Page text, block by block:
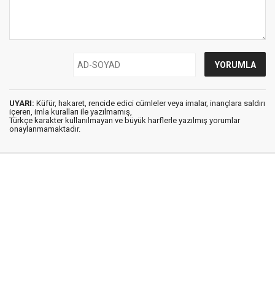
UYARI: Küfür, hakaret, rencide edici cümleler veya imalar, inançlara saldırı
içeren, imla kuralları ile yazılmamış,
Türkçe karakter kullanılmayan ve büyük harflerle yazılmış yorumlar
onaylanmamaktadır.